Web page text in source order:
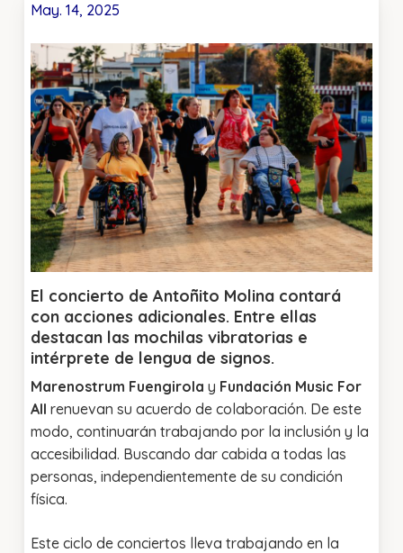
May. 14, 2025
El concierto de Antoñito Molina contará
con acciones adicionales. Entre ellas
destacan las mochilas vibratorias e
intérprete de lengua de signos.
Marenostrum Fuengirola y Fundación Music For
All renuevan su acuerdo de colaboración. De este
modo, continuarán trabajando por la inclusión y la
accesibilidad. Buscando dar cabida a todas las
personas, independientemente de su condición
física.
Este ciclo de conciertos lleva trabajando en la